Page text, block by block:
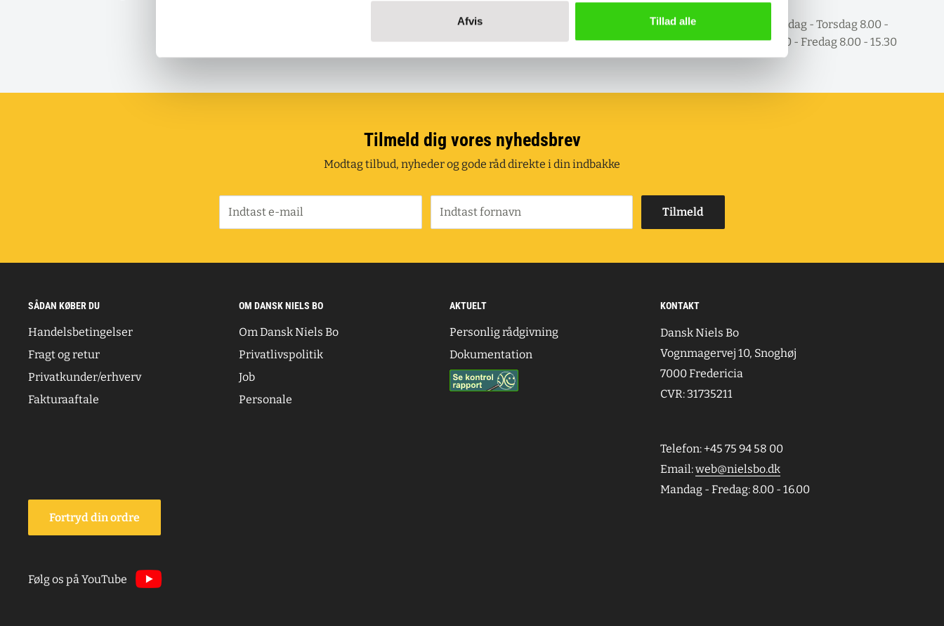
Afvis Tillad alle
Mandag - Torsdag 8.00 -
16.00 - Fredag 8.00 - 15.30
Tilmeld dig vores nyhedsbrev
Modtag tilbud, nyheder og gode råd direkte i din indbakke
Indtast e-mail Indtast fornavn Tilmeld
SÅDAN KØBER DU
Handelsbetingelser
Fragt og retur
Privatkunder/erhverv
Fakturaaftale
OM DANSK NIELS BO
Om Dansk Niels Bo
Privatlivspolitik
Job
Personale
AKTUELT
Personlig rådgivning
Dokumentation
KONTAKT
Dansk Niels Bo
Vognmagervej 10, Snoghøj
7000 Fredericia
CVR: 31735211
Telefon: +45 75 94 58 00
Email:web@nielsbo.dk
Mandag - Fredag: 8.00 - 16.00
Fortryd din ordre
Følg os på YouTube